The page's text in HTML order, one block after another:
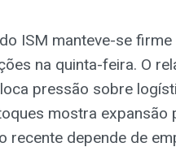
ISM manteve-se
na quinta-feira. O
pressão sobre
mostra expansão
recente depende de